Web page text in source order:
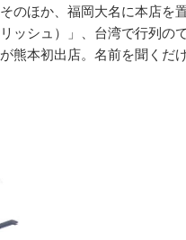
そのほか、福岡大名に本店を
リッシュ）」、台湾で行列の
が熊本初出店。名前を聞くだ